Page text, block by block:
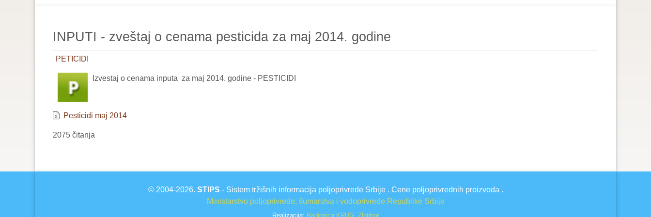
INPUTI - zveštaj o cenama pesticida za maj 2014. godine
PETICIDI
Izvestaj o cenama inputa za maj 2014. godine - PESTICIDI
Pesticidi maj 2014
2075 čitanja
© 2004-2026. STIPS - Sistem tržišnih informacija poljoprivrede Srbije . Cene poljoprivrednih proizvoda .
Ministarstvo poljoprivrede, šumarstva i vodoprivrede Republike Srbije
Realizacija: Radionica KRUG, Zlatibor